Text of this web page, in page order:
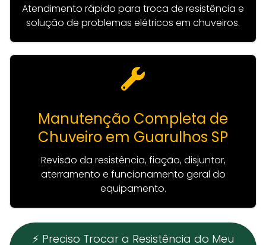
Atendimento rápido para troca de resistência e
solução de problemas elétricos em chuveiros.
Manutenção Completa de
Chuveiro em Guarulhos SP
Revisão da resistência, fiação, disjuntor,
aterramento e funcionamento geral do
equipamento.
⚡ Preciso Trocar a Resistência do Meu